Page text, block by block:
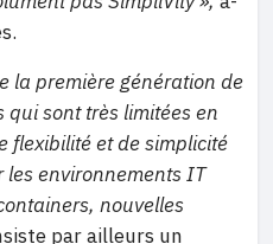
la première génération de
qui sont très limitées en
flexibilité et de simplicité
environnements IT
nouvelles
par ailleurs un